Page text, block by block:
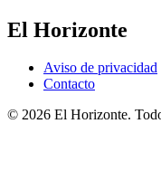
El Horizonte
Aviso de privacidad
Contacto
© 2026 El Horizonte.